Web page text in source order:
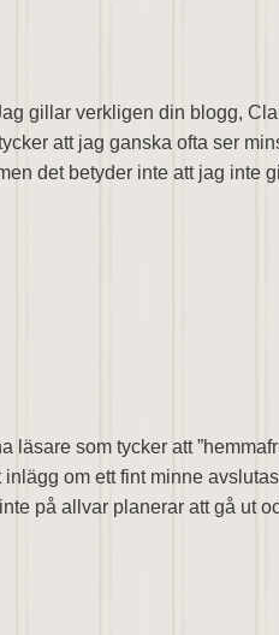
gillar verkligen din blogg,
att jag ganska ofta ser
det betyder inte att jag inte
som tycker att
om ett fint minne
på allvar planerar att gå ut